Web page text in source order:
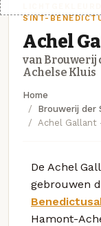
SINT-
Achel
van Brouwerij
Achelse Kluis
Home
Brouwerij der
Achel Gallant
De Achel
gebrouwen
Hamont-